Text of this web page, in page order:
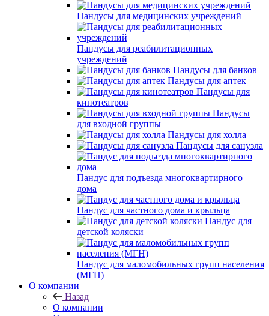
Пандусы для медицинских учреждений
Пандусы для реабилитационных
учреждений
Пандусы для банков
Пандусы для аптек
Пандусы для
кинотеатров
Пандусы
для входной группы
Пандусы для холла
Пандусы для санузла
Пандус для подъезда многоквартирного
дома
Пандус для частного дома и крыльца
Пандус для
детской коляски
Пандус для маломобильных групп населения
(МГН)
О компании
Назад
О компании